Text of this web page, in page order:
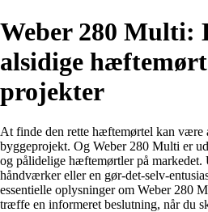
Weber 280 Multi:
alsidige
projekter
At finde den rette hæftemørtel kan være
byggeprojekt. Og Weber 280 Multi er
og pålidelige hæftemørtler på markedet.
håndværker eller en gør-det-selv-
essentielle oplysninger om Weber 280
træffe en informeret beslutning, når du